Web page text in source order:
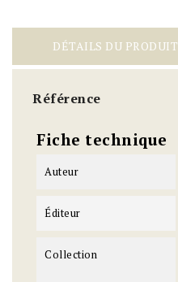
DÉTAILS DU PRODUIT
Référence
Fiche technique
Auteur
Éditeur
Collection